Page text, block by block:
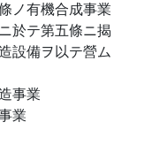
ノ有機合成事業
於テ第五條ニ揭
設備ヲ以テ營ム
事業
業